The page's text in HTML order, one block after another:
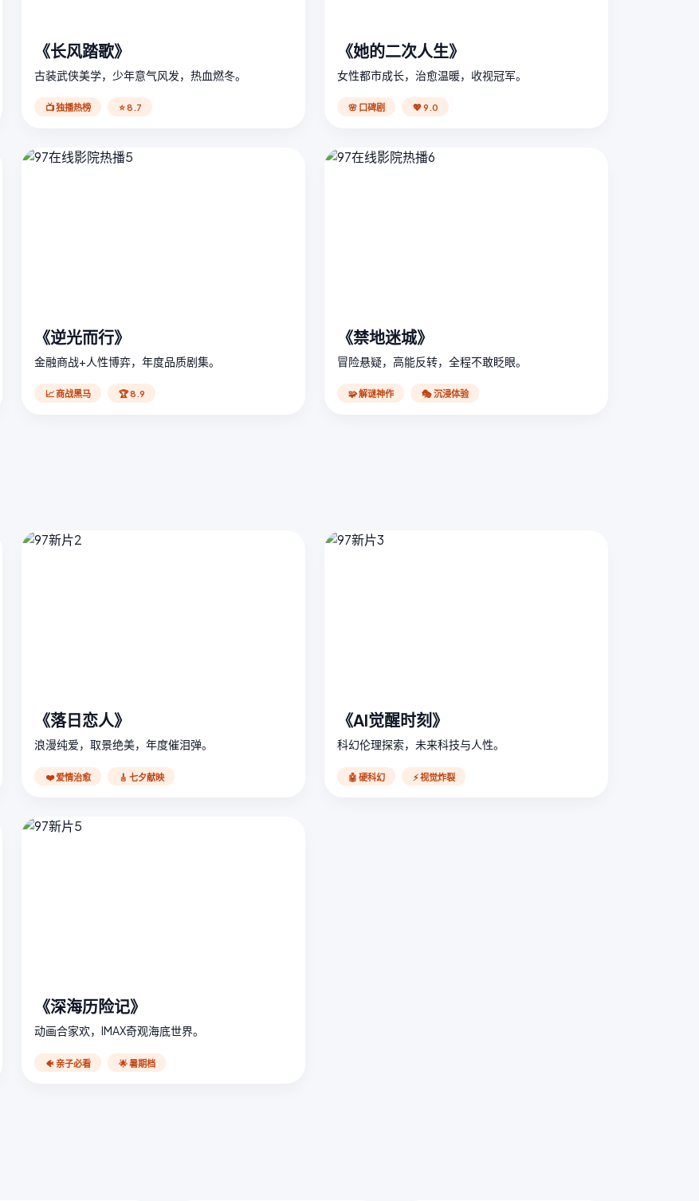
《长风踏歌》
古装武侠美学，少年意气风发，热血燃冬。
📺 独播热榜 ⭐ 8.7
《她的二次人生》
女性都市成长，治愈温暖，收视冠军。
🌸 口碑剧 💖 9.0
《逆光而行》
金融商战+人性博弈，年度品质剧集。
📈 商战黑马 🏆 8.9
《禁地迷城》
冒险悬疑，高能反转，全程不敢眨眼。
🧩 解谜神作 🎭 沉浸体验
《落日恋人》
浪漫纯爱，取景绝美，年度催泪弹。
❤️ 爱情治愈 🎸 七夕献映
《AI觉醒时刻》
科幻伦理探索，未来科技与人性。
🤖 硬科幻 ⚡ 视觉炸裂
《深海历险记》
动画合家欢，IMAX奇观海底世界。
🐠 亲子必看 🌟 暑期档